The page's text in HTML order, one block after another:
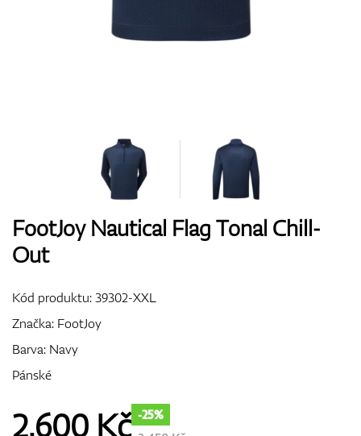
Doplňky
FootJoy Nautical Flag Tonal Chill-
Out
Kód produktu:39302-XXL
Značka: FootJoy
Barva: Navy
Pánské
2.600 Kč -25%